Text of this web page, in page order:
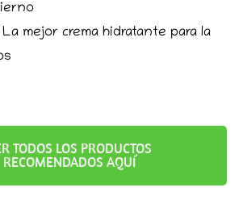
mejor crema hidratante para la
TODOS LOS PRODUCTOS
RECOMENDADOS AQUÍ